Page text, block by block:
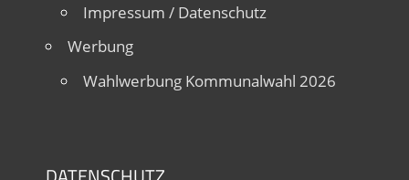
Impressum / Datenschutz
Werbung
Wahlwerbung Kommunalwahl 2026